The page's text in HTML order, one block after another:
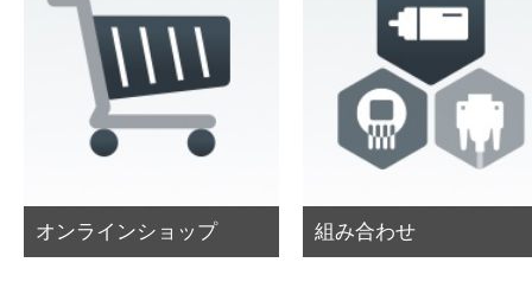
オンラインショップ 組み合わせ